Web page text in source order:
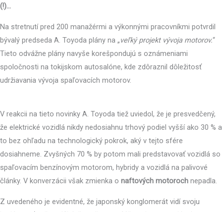
(!)…
Na stretnutí pred 200 manažérmi a výkonnými pracovníkmi potvrdil
bývalý predseda A. Toyoda plány na „veľký projekt vývoja motorov.“
Tieto odvážne plány navyše korešpondujú s oznámeniami
spoločnosti na tokijskom autosalóne, kde zdôraznil dôležitosť
udržiavania vývoja spaľovacích motorov.
V reakcii na tieto novinky A. Toyoda tiež uviedol, že je presvedčený,
že elektrické vozidlá nikdy nedosiahnu trhový podiel vyšší ako 30 % a
to bez ohľadu na technologický pokrok, aký v tejto sfére
dosiahneme. Zvyšných 70 % by potom mali predstavovať vozidlá so
spaľovacím benzínovým motorom, hybridy a vozidlá na palivové
články. V konverzácii však zmienka o naftových motoroch nepadla.
Z uvedeného je evidentné, že japonský konglomerát vidí svoju